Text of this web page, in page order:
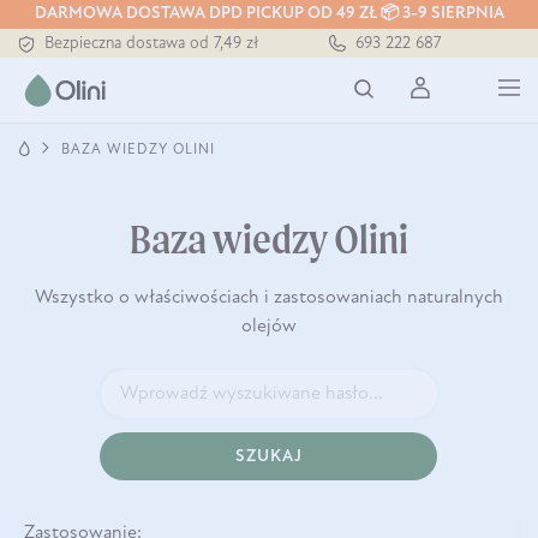
DARMOWA DOSTAWA DPD PICKUP OD 49 ZŁ 📦 3-9 SIERPNIA
Bezpieczna dostawa od 7,49 zł
Darmowa dostawa od 199 zł
693 222 687
BAZA WIEDZY OLINI
Baza wiedzy Olini
Wszystko o właściwościach i zastosowaniach naturalnych
olejów
SZUKAJ
Zastosowanie: